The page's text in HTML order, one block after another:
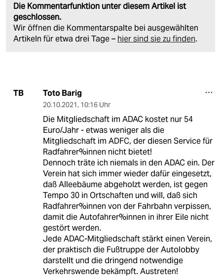
Die Kommentarfunktion unter diesem Artikel ist
geschlossen.
Wir öffnen die Kommentarspalte bei ausgewählten
Artikeln für etwa drei Tage – hier sind sie zu finden.
TB Toto Barig
20.10.2021, 10:16 Uhr
Die Mitgliedschaft im ADAC kostet nur 54
Euro/Jahr - etwas weniger als die
Mitgliedschaft im ADFC, der diesen Service für
Radfahrer%innen nicht bietet!
Dennoch träte ich niemals in den ADAC ein. Der
Verein hat sich immer wieder dafür eingesetzt,
daß Alleebäume abgeholzt werden, ist gegen
Tempo 30 in Ortschaften und will, daß sich
Radfahrer%innen von der Fahrbahn verpissen,
damit die Autofahrer%innen in ihrer Eile nicht
gestört werden.
Jede ADAC-Mitgliedschaft stärkt einen Verein,
der praktisch die Fußtruppe der Autolobby
darstellt und die dringend notwendige
Verkehrswende bekämpft. Austreten!